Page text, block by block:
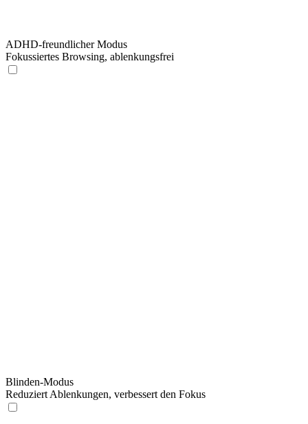
ADHD-freundlicher Modus
Fokussiertes Browsing, ablenkungsfrei
Blinden-Modus
Reduziert Ablenkungen, verbessert den Fokus